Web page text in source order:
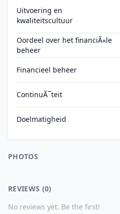
Uitvoering en
kwaliteitscultuur
Oordeel over het financiÃ«le
beheer
Financieel beheer
ContinuÃ¯teit
Doelmatigheid
PHOTOS
REVIEWS (0)
No reviews yet. Be the first!